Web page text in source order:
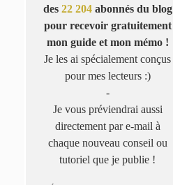
des 22 204abonnés du blog
pour recevoir gratuitement
mon guide et mon mémo !
Je les ai spécialement conçus
pour mes lecteurs :)
-
Je vous préviendrai aussi
directement par e-mail à
chaque nouveau conseil ou
tutoriel que je publie !